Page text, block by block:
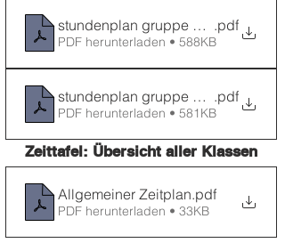
stundenplan gruppe A Klasse 6
.pdf
PDF herunterladen • 588KB
stundenplan gruppe B Klasse 6
.pdf
PDF herunterladen • 581KB
Zeittafel: Übersicht aller Klassen
Allgemeiner Zeitplan.pdf
PDF herunterladen • 33KB